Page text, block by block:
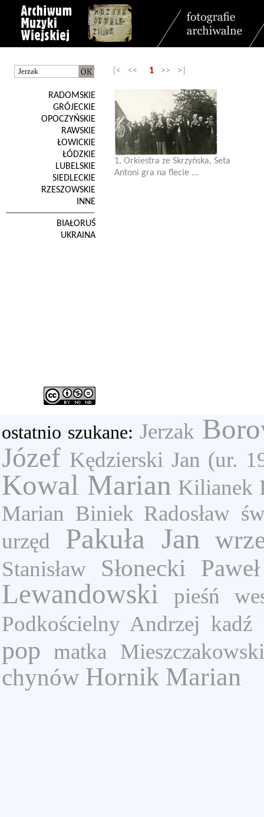
RADOMSKIE
GRÓJECKIE
OPOCZYŃSKIE
RAWSKIE
ŁOWICKIE
ŁÓDZKIE
LUBELSKIE
SIEDLECKIE
RZESZOWSKIE
INNE
BIAŁORUŚ
UKRAINA
|< << 1 >> >|
1. Orkiestra ze Skrzyńska, Seta
Antoni gra na flecie ...
ostatnio szukane: Jerzak
Józef Kędzierski Jan (ur.
Kowal Marian Kilianek
Marian Biniek Radosław
urzęd
Pakuła Jan
Stanisław Słonecki Paweł
Lewandowski
pieśń
Podkościelny Andrzej kadź
pop matka
chynów Hornik Marian